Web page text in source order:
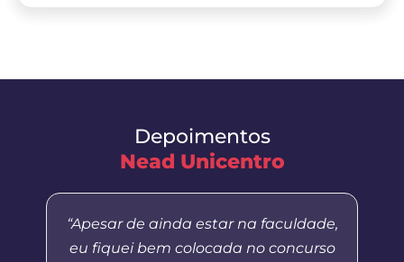
Depoimentos
Nead Unicentro
“Apesar de ainda estar na faculdade,
eu fiquei bem colocada no concurso